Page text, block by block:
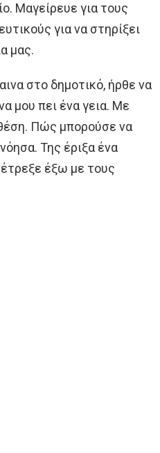
Μαγείρευε για τους
για να στηρίξει
μας.
στο δημοτικό, ήρθε να
μου πει ένα γεια. Με
Πώς μπορούσε να
Της έριξα ένα
έξω με τους